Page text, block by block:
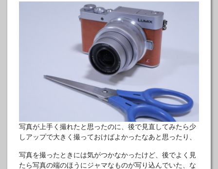
写真が上手く撮れたと思ったのに、後で見直してみたら少
しアップで大きく撮っておけばよかったなあと思ったり、
写真を撮ったときには気がつかなかったけど、後でよく見
たら写真の端のほうにジャマなものが写り込んでいた、な